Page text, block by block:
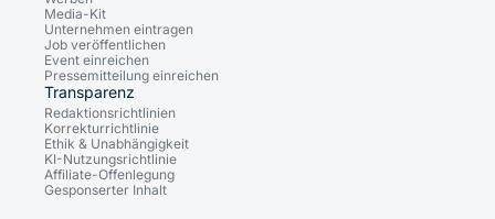
Media-Kit
Unternehmen eintragen
Job veröffentlichen
Event einreichen
Pressemitteilung einreichen
Transparenz
Redaktionsrichtlinien
Korrekturrichtlinie
Ethik & Unabhängigkeit
KI-Nutzungsrichtlinie
Affiliate-Offenlegung
Gesponserter Inhalt